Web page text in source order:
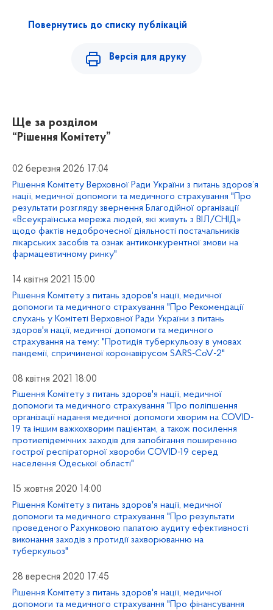
Повернутись до списку публікацій
Версія для друку
Ще за розділом
“Рішення Комітету”
02 березня 2026 17:04
Рішення Комітету Верховної Ради України з питань здоров’я
нації, медичної допомоги та медичного страхування "Про
результати розгляду звернення Благодійної організації
«Всеукраїнська мережа людей, які живуть з ВІЛ/СНІД»
щодо фактів недоброчесної діяльності постачальників
лікарських засобів та ознак антиконкурентної змови на
фармацевтичному ринку"
14 квітня 2021 15:00
Рішення Комітету з питань здоров'я нації, медичної
допомоги та медичного страхування "Про Рекомендації
слухань у Комітеті Верховної Ради України з питань
здоров'я нації, медичної допомоги та медичного
страхування на тему: "Протидія туберкульозу в умовах
пандемії, спричиненої коронавірусом SARS-CoV-2"
08 квітня 2021 18:00
Рішення Комітету з питань здоров'я нації, медичної
допомоги та медичного страхування "Про поліпшення
організації надання медичної допомоги хворим на COVID-
19 та іншим важкохворим пацієнтам, а також посилення
протиепідемічних заходів для запобігання поширенню
гострої респіраторної хвороби СOVID-19 серед
населення Одеської області"
15 жовтня 2020 14:00
Рішення Комітету з питань здоров'я нації, медичної
допомоги та медичного страхування "Про результати
проведеного Рахунковою палатою аудиту ефективності
виконання заходів з протидії захворюванню на
туберкульоз"
28 вересня 2020 17:45
Рішення Комітету з питань здоров'я нації, медичної
допомоги та медичного страхування "Про фінансування